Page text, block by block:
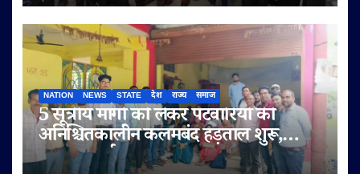
NATION NEWS STATE देश राज्य समाज
5 सूत्रीय मांगों को लेकर पटवारियों की
अनिश्चितकालीन कलमबंद हड़ताल शुरू,
राजस्व कार्य ठप